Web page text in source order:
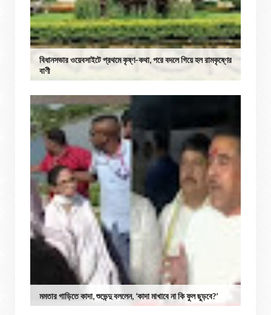
বিধানসভার ওয়েবসাইটে প্রথমে কৃষ্ণ-কথা, পরে বদলে গিয়ে হল রামকৃষ্ণের
বাণী
মমতার গাড়িতে কাদা, শুভেন্দু বললেন, ‘কাদা মাখাবে না কি ফুল ছুড়বে?’